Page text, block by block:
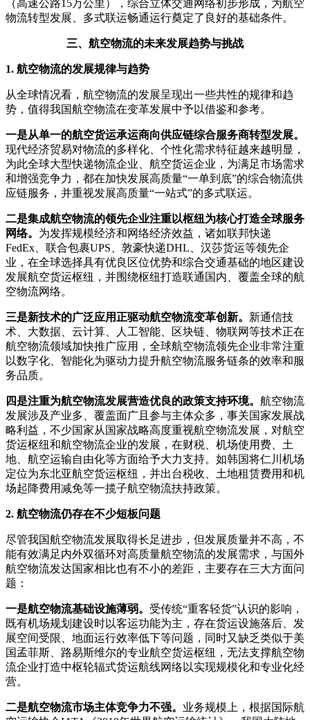
（高速公路15万公里），综合立体交通网络初步形成，为航空
物流转型发展、多式联运畅通运行奠定了良好的基础条件。
三、航空物流的未来发展趋势与挑战
1. 航空物流的发展规律与趋势
从全球情况看，航空物流的发展呈现出一些共性的规律和趋
势，值得我国航空物流在变革发展中予以借鉴和参考。
一是从单一的航空货运承运商向供应链综合服务商转型发展。
现代经济贸易对物流的多样化、个性化需求特征越来越明显，
为此全球大型快递物流企业、航空货运企业，为满足市场需求
和增强竞争力，都在加快发展高质量“一单到底”的综合物流供
应链服务，并重视发展高质量“一站式”的多式联运。
二是集成航空物流的领先企业注重以枢纽为核心打造全球服务
网络。 为发挥规模经济和网络经济效益，诸如联邦快递
FedEx、联合包裹UPS、敦豪快递DHL、汉莎货运等领先企
业，在全球选择具有优良区位优势和综合交通基础的地区建设
发展航空货运枢纽，并围绕枢纽打造联通国内、覆盖全球的航
空物流网络。
三是新技术的广泛应用正驱动航空物流变革创新。 新通信技
术、大数据、云计算、人工智能、区块链、物联网等技术正在
航空物流领域加快推广应用，全球航空物流领先企业非常注重
以数字化、智能化为驱动力提升航空物流服务链条的效率和服
务品质。
四是注重为航空物流发展营造优良的政策支持环境。 航空物流
发展涉及产业多、覆盖面广且参与主体众多，事关国家发展战
略利益，不少国家从国家战略高度重视航空物流发展，对航空
货运枢纽和航空物流企业的发展，在财税、机场使用费、土
地、航空运输自由化等方面给予大力支持。如韩国将仁川机场
定位为东北亚航空货运枢纽，并出台税收、土地租赁费用和机
场起降费用减免等一揽子航空物流扶持政策。
2. 航空物流仍存在不少短板问题
尽管我国航空物流发展取得长足进步，但发展质量并不高，不
能有效满足内外双循环对高质量航空物流的发展需求，与国外
航空物流发达国家相比也有不小的差距，主要存在三大方面问
题：
一是航空物流基础设施薄弱。 受传统“重客轻货”认识的影响，
既有机场规划建设时以客运功能为主，存在货运设施落后、发
展空间受限、地面运行效率低下等问题，同时又缺乏类似于美
国孟菲斯、路易斯维尔的专业航空货运枢纽，无法支撑航空物
流企业打造中枢轮辐式货运航线网络以实现规模化和专业化经
营。
二是航空物流市场主体竞争力不强。 业务规模上，根据国际航